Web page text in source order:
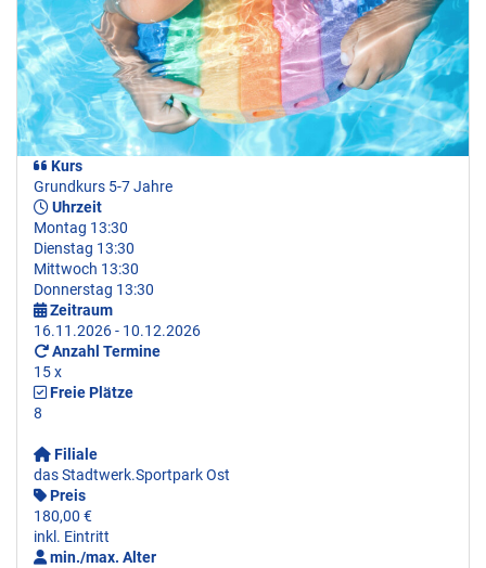
Kurs
Grundkurs 5-7 Jahre
Uhrzeit
Montag 13:30
Dienstag 13:30
Mittwoch 13:30
Donnerstag 13:30
Zeitraum
16.11.2026 - 10.12.2026
Anzahl Termine
15 x
Freie Plätze
8
Filiale
das Stadtwerk.Sportpark Ost
Preis
180,00 €
inkl. Eintritt
min./max. Alter